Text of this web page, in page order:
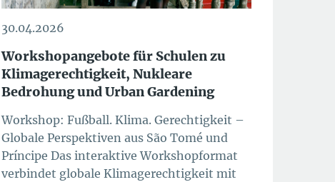
30.04.2026
Workshopangebote für Schulen zu
Klimagerechtigkeit, Nukleare
Bedrohung und Urban Gardening
Workshop: Fußball. Klima. Gerechtigkeit –
Globale Perspektiven aus São Tomé und
Príncipe Das interaktive Workshopformat
verbindet globale Klimagerechtigkeit mit